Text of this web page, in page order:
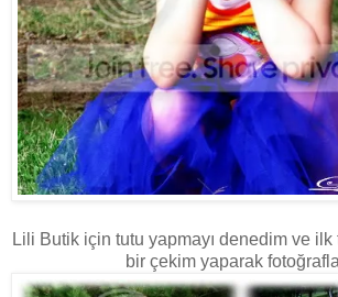
Lili Butik için tutu yapmayı denedim ve
bir çekim yaparak